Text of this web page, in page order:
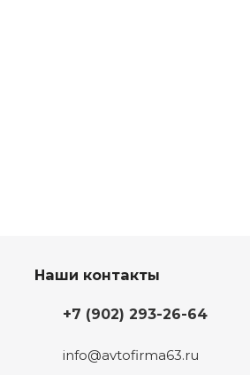
Наши контакты
+7 (902) 293-26-64
info@avtofirma63.ru